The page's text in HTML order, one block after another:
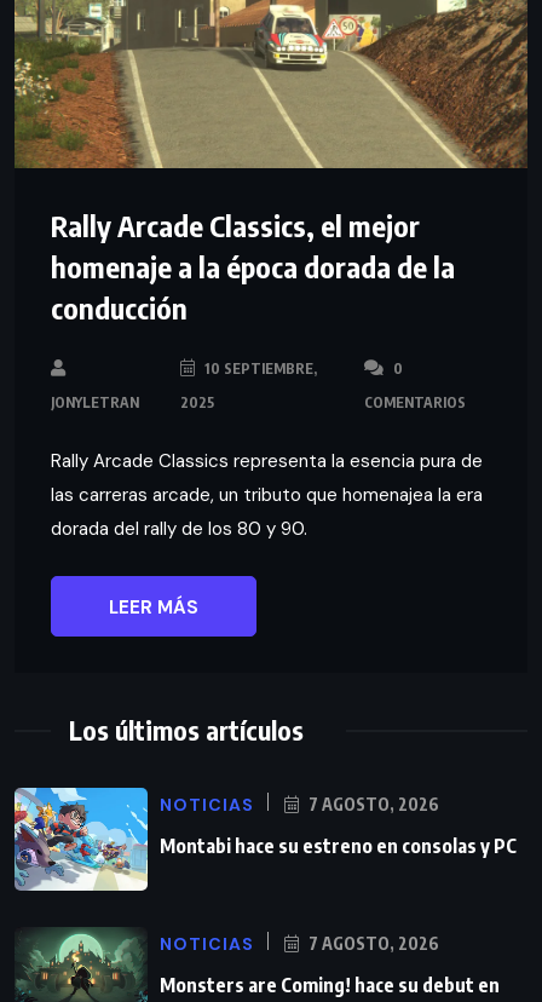
Rally Arcade Classics, el mejor
homenaje a la época dorada de la
conducción
JONYLETRAN
10 SEPTIEMBRE,
2025
0
COMENTARIOS
Rally Arcade Classics representa la esencia pura de
las carreras arcade, un tributo que homenajea la era
dorada del rally de los 80 y 90.
LEER MÁS
Los últimos artículos
NOTICIAS 7 AGOSTO, 2026
Montabi hace su estreno en consolas y PC
NOTICIAS 7 AGOSTO, 2026
Monsters are Coming! hace su debut en